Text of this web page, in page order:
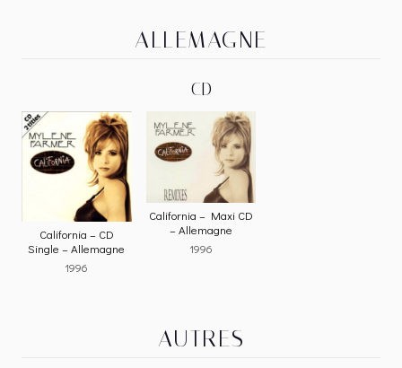
ALLEMAGNE
CD
California – CD
Single – Allemagne
1996
California – Maxi CD
– Allemagne
1996
AUTRES